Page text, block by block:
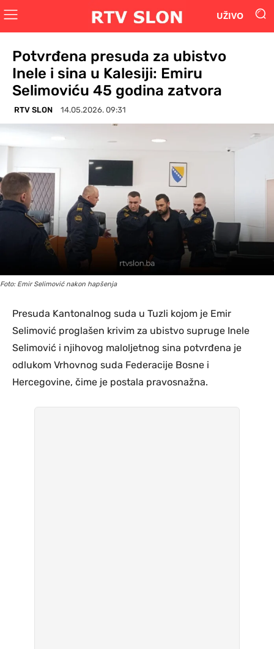
UŽIVO
Potvrđena presuda za ubistvo
Inele i sina u Kalesiji: Emiru
Selimoviću 45 godina zatvora
RTV SLON 14.05.2026. 09:31
Foto: Emir Selimović nakon hapšenja
Presuda Kantonalnog suda u Tuzli kojom je Emir
Selimović proglašen krivim za ubistvo supruge Inele
Selimović i njihovog maloljetnog sina potvrđena je
odlukom Vrhovnog suda Federacije Bosne i
Hercegovine, čime je postala pravosnažna.